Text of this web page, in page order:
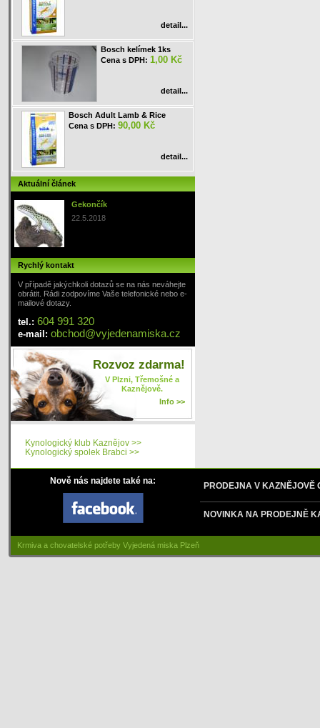
detail...
Bosch kelímek 1ks
Cena s DPH: 1,00 Kč
detail...
Bosch Adult Lamb & Rice
Cena s DPH: 90,00 Kč
detail...
Aktuální článek
Gekončík
22.5.2018
Rychlý kontakt
V případě jakýchkoli dotazů se na nás neváhejte
obrátit. Rádi zodpovíme Vaše telefonické nebo e-
mailové dotazy.
tel.: 604 991 320
e-mail: obchod@vyjedenamiska.cz
Rozvoz zdarma!
V Plzni, Třemošné a
Kaznějově.
Info >>
Kynologický klub Kaznějov >>
Kynologický spolek Brabci >>
Nově nás najdete také na: PRODEJNA V KAZNĚJOVĚ
NOVINKA NA PRODEJNĚ
Krmiva a chovatelské potřeby Vyjedená miska Plzeň